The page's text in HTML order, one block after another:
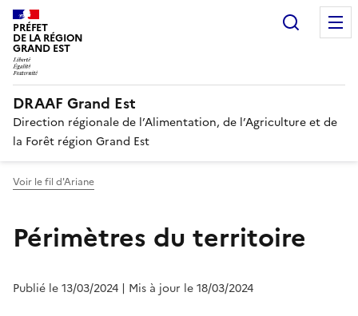
PRÉFET
DE LA RÉGION
GRAND EST
DRAAF Grand Est
Direction régionale de l’Alimentation, de l’Agriculture et de
la Forêt région Grand Est
Voir le fil d'Ariane
Périmètres du territoire
Publié le 13/03/2024 | Mis à jour le 18/03/2024